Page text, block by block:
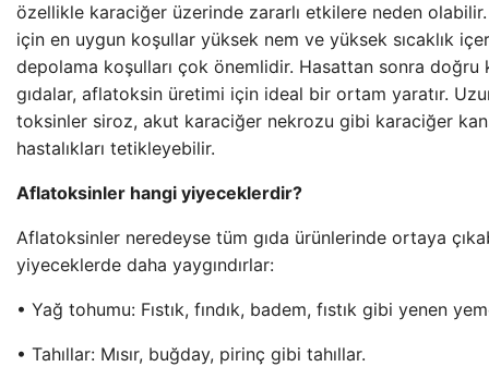
özellikle karaciğer üzerinde zararlı etkilere neden
için en uygun koşullar yüksek nem ve yüksek sıcaklık
depolama koşulları çok önemlidir. Hasattan sonra doğru
gıdalar, aflatoksin üretimi için ideal bir ortam yaratır.
toksinler siroz, akut karaciğer nekrozu gibi karaciğer
hastalıkları tetikleyebilir.
Aflatoksinler hangi yiyeceklerdir?
Aflatoksinler neredeyse tüm gıda ürünlerinde ortaya
yiyeceklerde daha yaygındırlar:
• Yağ tohumu: Fıstık, fındık, badem, fıstık gibi yenen
• Tahıllar: Mısır, buğday, pirinç gibi tahıllar.